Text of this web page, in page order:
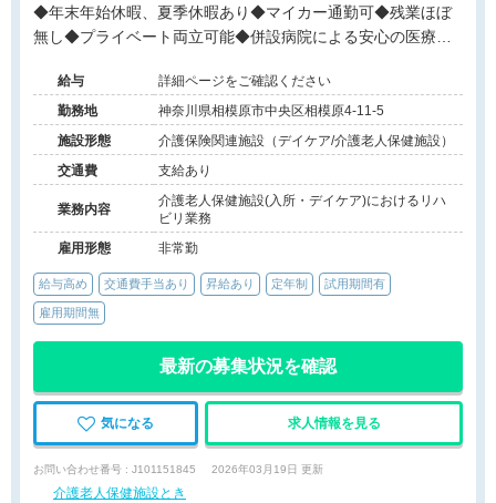
◆年末年始休暇、夏季休暇あり◆マイカー通勤可◆残業ほぼ
無し◆プライベート両立可能◆併設病院による安心の医療連
給与
詳細ページをご確認ください
勤務地
神奈川県相模原市中央区相模原4-11-5
施設形態
介護保険関連施設（デイケア/介護老人保健施設）
交通費
支給あり
業務内容
介護老人保健施設(入所・デイケア)におけるリハ
ビリ業務
雇用形態
非常勤
給与高め 交通費手当あり 昇給あり 定年制 試用期間有
雇用期間無
最新の募集状況を確認
気になる 求人情報を見る
お問い合わせ番号 : J101151845 2026年03月19日 更新
介護老人保健施設とき